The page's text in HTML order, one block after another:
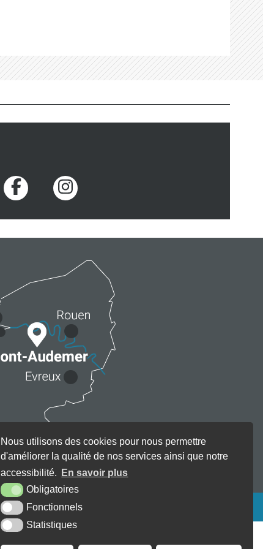
Nous utilisons des cookies pour nous permettre
d'améliorer la qualité de nos services ainsi que notre
accessibilité.
En savoir plus
Obligatoires
Fonctionnels
Statistiques
Voir la page Facebook
Voir la page Instagram
KREA3